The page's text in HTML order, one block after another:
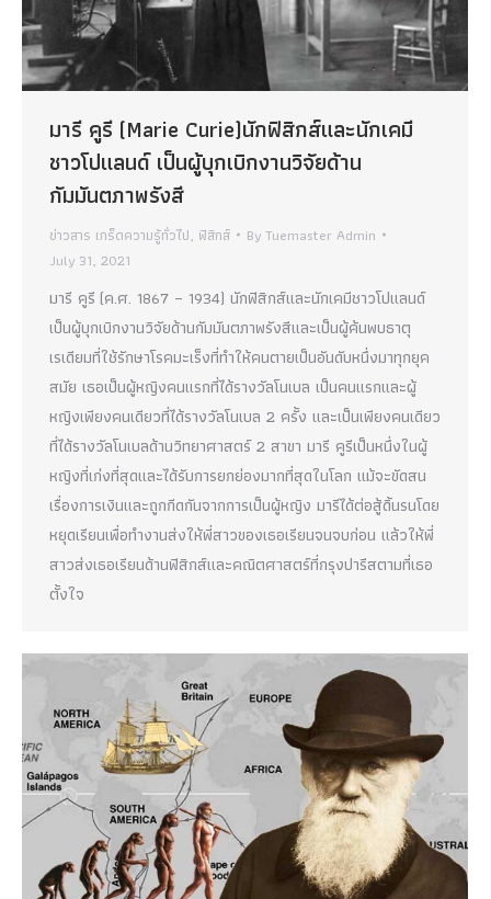
มารี คูรี (Marie Curie)นักฟิสิกส์และนักเคมี
ชาวโปแลนด์ เป็นผู้บุกเบิกงานวิจัยด้าน
กัมมันตภาพรังสี
ข่าวสาร เกร็ดความรู้ทั่วไป, ฟิสิกส์ ByTuemaster Admin
July 31, 2021
มารี คูรี (ค.ศ. 1867 – 1934) นักฟิสิกส์และนักเคมีชาวโปแลนด์
เป็นผู้บุกเบิกงานวิจัยด้านกัมมันตภาพรังสีและเป็นผู้ค้นพบธาตุ
เรเดียมที่ใช้รักษาโรคมะเร็งที่ทำให้คนตายเป็นอันดับหนึ่งมาทุกยุค
สมัย เธอเป็นผู้หญิงคนแรกที่ได้รางวัลโนเบล เป็นคนแรกและผู้
หญิงเพียงคนเดียวที่ได้รางวัลโนเบล 2 ครั้ง และเป็นเพียงคนเดียว
ที่ได้รางวัลโนเบลด้านวิทยาศาสตร์ 2 สาขา มารี คูรีเป็นหนึ่งในผู้
หญิงที่เก่งที่สุดและได้รับการยกย่องมากที่สุดในโลก แม้จะขัดสน
เรื่องการเงินและถูกกีดกันจากการเป็นผู้หญิง มารีได้ต่อสู้ดิ้นรนโดย
หยุดเรียนเพื่อทำงานส่งให้พี่สาวของเธอเรียนจนจบก่อน แล้วให้พี่
สาวส่งเธอเรียนด้านฟิสิกส์และคณิตศาสตร์ที่กรุงปารีสตามที่เธอ
ตั้งใจ